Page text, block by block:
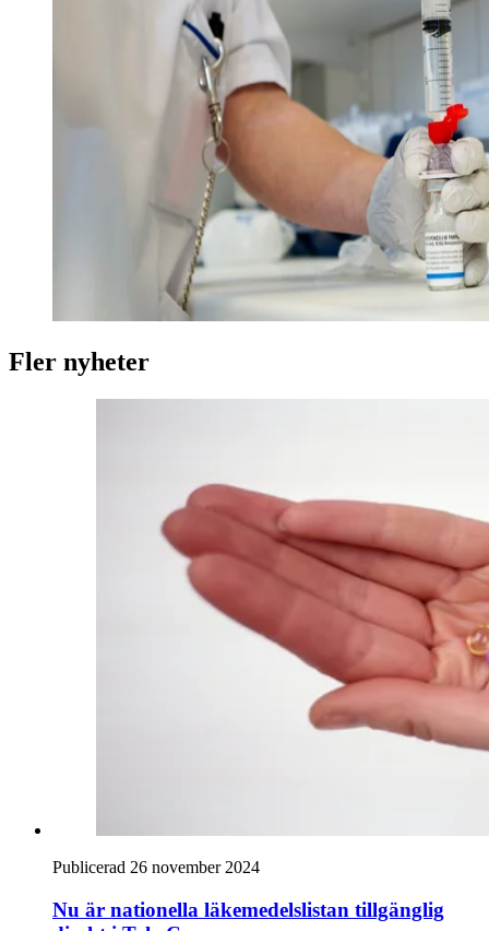
Fler nyheter
Publicerad 26 november 2024
Nu är nationella läkemedelslistan tillgänglig